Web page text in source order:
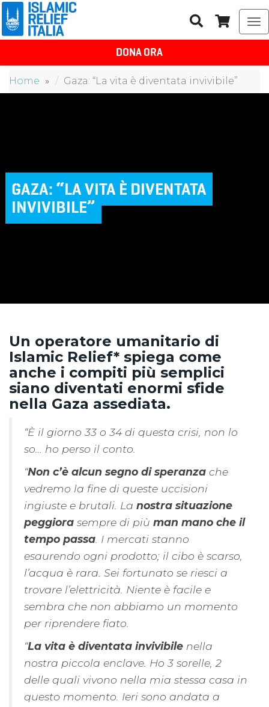
DONA ORA
Home Gaza: “La vita è diventata invivibile”
GAZA: “LA VITA È DIVENTATA
INVIVIBILE”
Un operatore umanitario di
Islamic Relief* spiega come
anche i compiti più semplici
siano diventati enormi sfide
nella Gaza assediata.
“È il giorno 33 o 34 di questa crisi, non lo
so… ho perso il conto.
“Non c’è alcun segno di speranza che
vedremo la fine di queste uccisioni
ingiuste e brutali. La nostra situazione
peggiora sempre di più man mano che il
tempo passa . I mercati stanno
esaurendo ogni prodotto; il cibo è scarso,
l’acqua è rara. Sei fortunato se riesci a
trovare l’elettricità. Niente è facile e
sembra che non abbiamo un momento
per riprendere fiato.
“La vita è diventata invivibile nella
nostra piccola enclave. Ho 3 sorelle, 2
delle quali vivono nella mia stessa casa in
questo momento. Ieri sono andata a